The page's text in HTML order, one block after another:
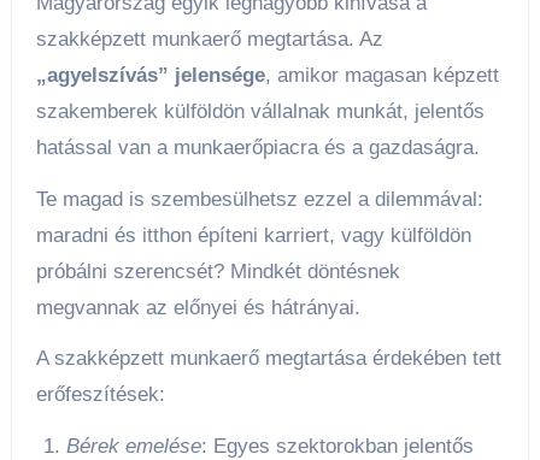
szakképzett munkaerő megtartása. Az
„agyelszívás” jelensége, amikor magasan képzett
szakemberek külföldön vállalnak munkát, jelentős
hatással van a munkaerőpiacra és a gazdaságra.
Te magad is szembesülhetsz ezzel a dilemmával:
maradni és itthon építeni karriert, vagy külföldön
próbálni szerencsét? Mindkét döntésnek
megvannak az előnyei és hátrányai.
A szakképzett munkaerő megtartása érdekében tett
erőfeszítések:
Bérek emelése: Egyes szektorokban jelentős